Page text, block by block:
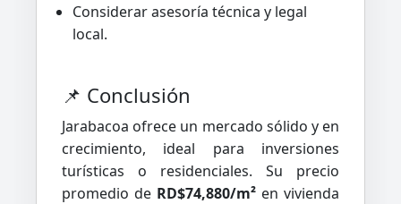
Considerar asesoría técnica y legal
local.
📌 Conclusión
Jarabacoa ofrece un mercado sólido y en
crecimiento, ideal para inversiones
turísticas o residenciales. Su precio
promedio de RD$74,880/m² en vivienda